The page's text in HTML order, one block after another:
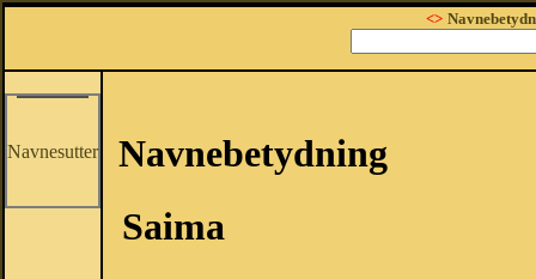
<>
Navnesutter
Navnebetydning
Saima